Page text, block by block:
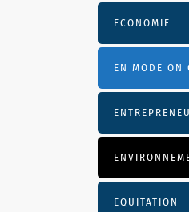
ECONOMIE
EN MODE ON
EQUITATION